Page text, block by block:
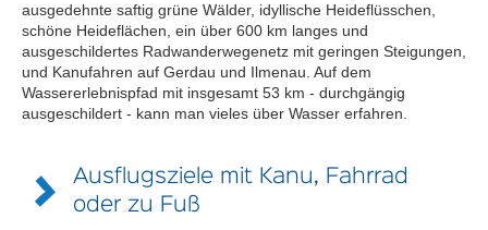
ausgedehnte saftig grüne Wälder, idyllische Heideflüsschen,
schöne Heideflächen, ein über 600 km langes und
ausgeschildertes Radwanderwegenetz mit geringen Steigungen,
und Kanufahren auf Gerdau und Ilmenau. Auf dem
Wassererlebnispfad mit insgesamt 53 km - durchgängig
ausgeschildert - kann man vieles über Wasser erfahren.
Ausflugsziele mit Kanu, Fahrrad
oder zu Fuß